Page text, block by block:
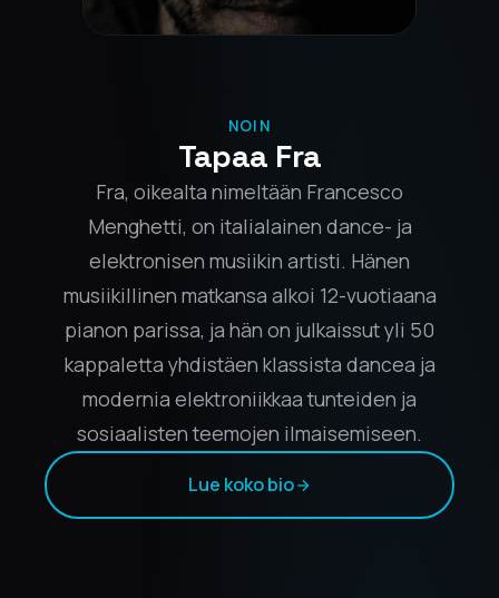
NOIN
Tapaa Fra
Fra, oikealta nimeltään Francesco
Menghetti, on italialainen dance- ja
elektronisen musiikin artisti. Hänen
musiikillinen matkansa alkoi 12-vuotiaana
pianon parissa, ja hän on julkaissut yli 50
kappaletta yhdistäen klassista dancea ja
modernia elektroniikkaa tunteiden ja
sosiaalisten teemojen ilmaisemiseen.
Lue koko bio